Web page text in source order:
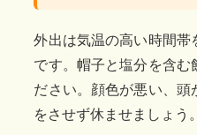
外出は気温の高い時間
です。帽子と塩分を含む
ださい。顔色が悪い、
をさせず休ませましょう。